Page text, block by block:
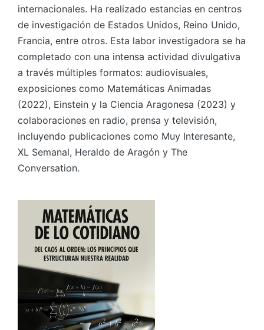
internacionales. Ha realizado estancias en centros
de investigación de Estados Unidos, Reino Unido,
Francia, entre otros. Esta labor investigadora se ha
completado con una intensa actividad divulgativa
a través múltiples formatos: audiovisuales,
exposiciones como Matemáticas Animadas
(2022), Einstein y la Ciencia Aragonesa (2023) y
colaboraciones en radio, prensa y televisión,
incluyendo publicaciones como Muy Interesante,
XL Semanal, Heraldo de Aragón y The
Conversation.